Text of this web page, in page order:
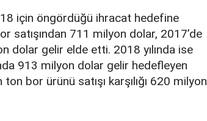
için öngördüğü ihracat hedefine
satışından 711 milyon dolar, 2017’de
dolar gelir elde etti. 2018 yılında ise
913 milyon dolar gelir hedefleyen
bor ürünü satışı karşılığı 620 milyon